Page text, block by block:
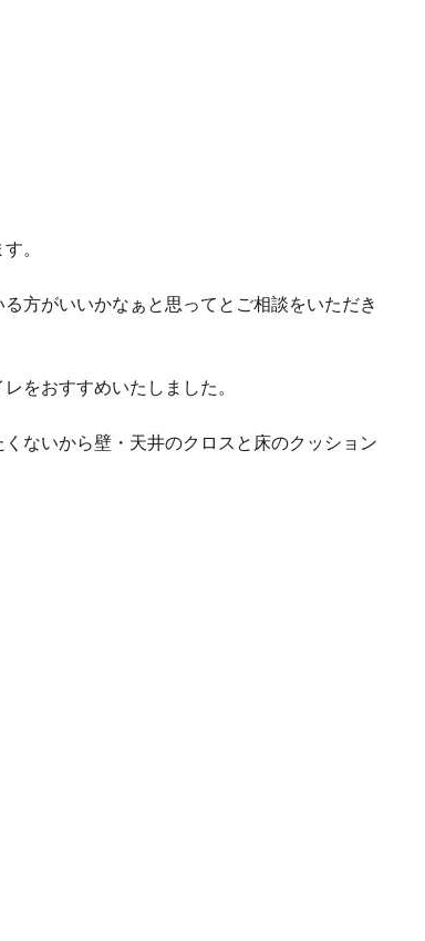
。
方がいいかなぁと思ってとご相談をいただき
をおすすめいたしました。
ないから壁・天井のクロスと床のクッション